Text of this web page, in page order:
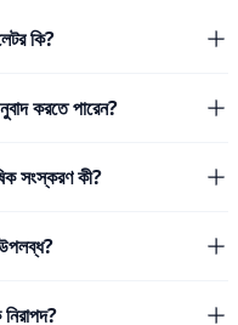
কি?
করতে পারেন?
সংস্করণ কী?